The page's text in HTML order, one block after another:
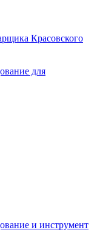
Красовского
для
и инструмент